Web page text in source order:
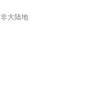
非大陆地